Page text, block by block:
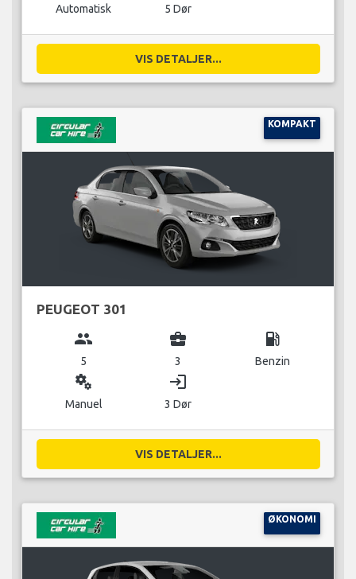
Automatisk 5 Dør
VIS DETALJER...
KOMPAKT
PEUGEOT 301
group
5
business_center
3
local_gas_station
Benzin
miscellaneous_services
Manuel
login
3 Dør
VIS DETALJER...
ØKONOMI